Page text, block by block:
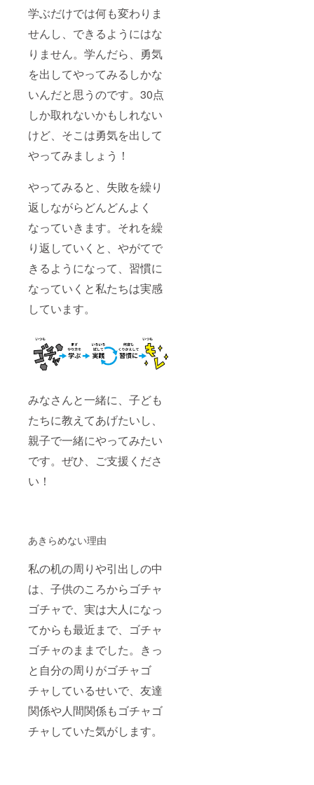
学ぶだけでは何も変わりま
せんし、できるようにはな
りません。学んだら、勇気
を出してやってみるしかな
いんだと思うのです。30点
しか取れないかもしれない
けど、そこは勇気を出して
やってみましょう！
やってみると、失敗を繰り
返しながらどんどんよく
なっていきます。それを繰
り返していくと、やがてで
きるようになって、習慣に
なっていくと私たちは実感
しています。
みなさんと一緒に、子ども
たちに教えてあげたいし、
親子で一緒にやってみたい
です。ぜひ、ご支援くださ
い！
あきらめない理由
私の机の周りや引出しの中
は、子供のころからゴチャ
ゴチャで、実は大人になっ
てからも最近まで、ゴチャ
ゴチャのままでした。きっ
と自分の周りがゴチャゴ
チャしているせいで、友達
関係や人間関係もゴチャゴ
チャしていた気がします。